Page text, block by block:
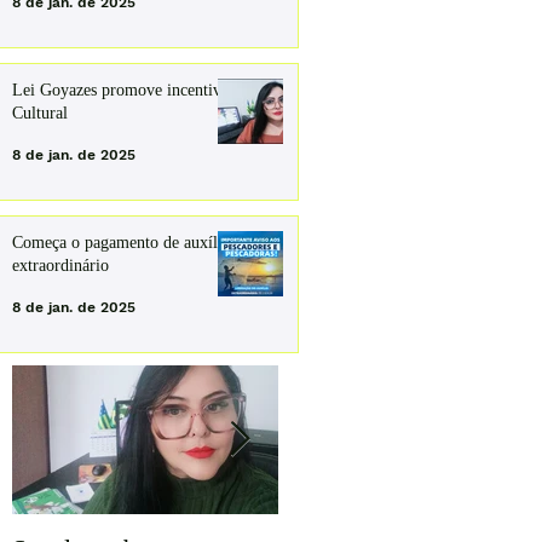
Lei Goyazes promove incentivo
Cultural
8 de jan. de 2025
Começa o pagamento de auxílio
extraordinário
8 de jan. de 2025